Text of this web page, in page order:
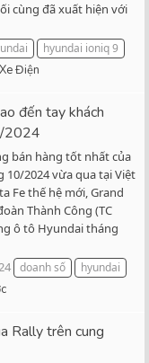
cùng đã xuất hiện với
hyundai ioniq 9
Xe Điện
đến tay khách
2024
bán hàng tốt nhất của
10/2024 vừa qua tại Việt
Fe thế hệ mới, Grand
Thành Công (TC
ô tô Hyundai tháng
doanh số
hyundai
Rally trên cung